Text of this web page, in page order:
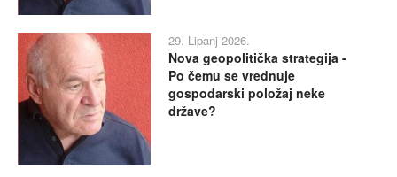
29. Lipanj 2026.
Nova geopolitička strategija -
Po čemu se vrednuje
gospodarski položaj neke
države?